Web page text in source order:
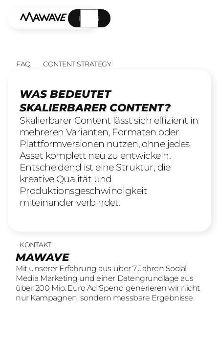
MENÜ
FAQ CONTENT STRATEGY
WAS BEDEUTET
SKALIERBARER CONTENT?
Skalierbarer Content lässt sich effizient in
mehreren Varianten, Formaten oder
Plattformversionen nutzen, ohne jedes
Asset komplett neu zu entwickeln.
Entscheidend ist eine Struktur, die
kreative Qualität und
Produktionsgeschwindigkeit
miteinander verbindet.
KONTAKT
MAWAVE
Mit unserer Erfahrung aus über 7 Jahren Social
Media Marketing und einer Datengrundlage aus
über 200 Mio. Euro Ad Spend generieren wir nicht
nur Kampagnen, sondern messbare Ergebnisse.
UNSERE LEISTUNGEN
SOCIAL LEAD AGENTUR
Mit unserer Erfahrung aus über 7 Jahren Social
Media Marketing und einer Datengrundlage aus
über 200 Mio. Euro Ad Spend generieren wir nicht
nur Kampagnen, sondern messbare Ergebnisse.
23 offene Stellen
KOMM INS TEAM
Wir sind auf der Suche nach motivierten und
engagierten Menschen, die mit kreativen Ideen
und LeidenschaftConsumer Brands auf Social
übersetzen.